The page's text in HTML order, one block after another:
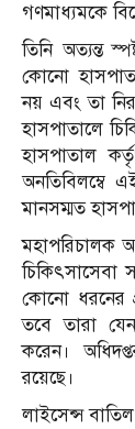
গণমাধ্যমকে
তিনি অত্যন্ত
কোনো
নয় এবং তা
হাসপাতালে
হাসপাতাল
অনতিবিলম্বে
মানসম্মত
মহাপরিচালক
চিকিৎসাসেবা
কোনো ধরনের
তবে তারা
করেন।
রয়েছে।
লাইসেন্স